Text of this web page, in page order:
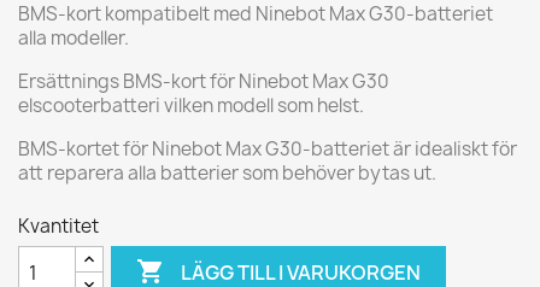
BMS-kort kompatibelt med Ninebot Max G30-batteriet
alla modeller.
Ersättnings BMS-kort för Ninebot Max G30
elscooterbatteri vilken modell som helst.
BMS-kortet för Ninebot Max G30-batteriet är idealiskt för
att reparera alla batterier som behöver bytas ut.
Kvantitet
 LÄGG TILL I VARUKORGEN